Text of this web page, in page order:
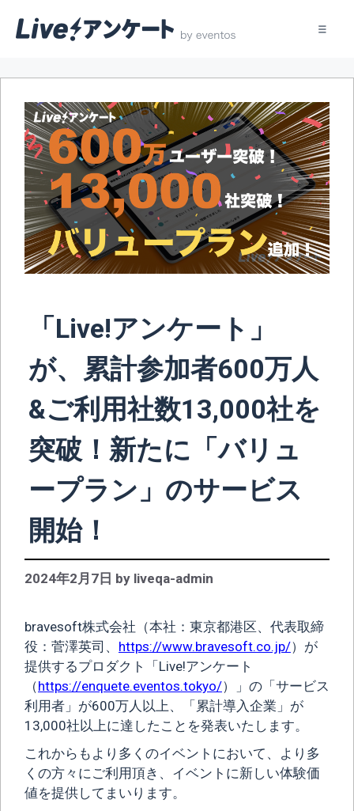
「Live!アンケート」
が、累計参加者600万人
&ご利用社数13,000社を
突破！新たに「バリュ
ープラン」のサービス
開始！
2024年2月7日 by liveqa-admin
bravesoft株式会社（本社：東京都港区、代表取締
役：菅澤英司、 https://www.bravesoft.co.jp/）が
提供するプロダクト「Live!アンケート
（https://enquete.eventos.tokyo/）」の「サービス
利用者」が600万人以上、「累計導入企業」が
13,000社以上に達したことを発表いたします。
これからもより多くのイベントにおいて、より多
くの方々にご利用頂き、イベントに新しい体験価
値を提供してまいります。